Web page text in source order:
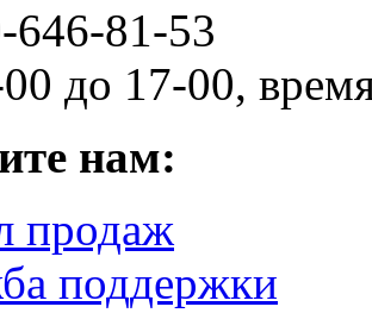
646-81-53
до 17-00,
нам:
продаж
поддержки